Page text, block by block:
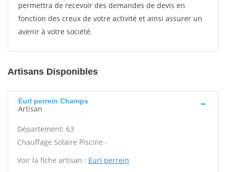
permettra de recevoir des demandes de devis en
fonction des creux de votre activité et ainsi assurer un
avenir à votre société.
Artisans Disponibles
Eurl perrein Champs
Artisan
Département: 63
Chauffage Solaire Piscine -
Voir la fiche artisan : Eurl perrein